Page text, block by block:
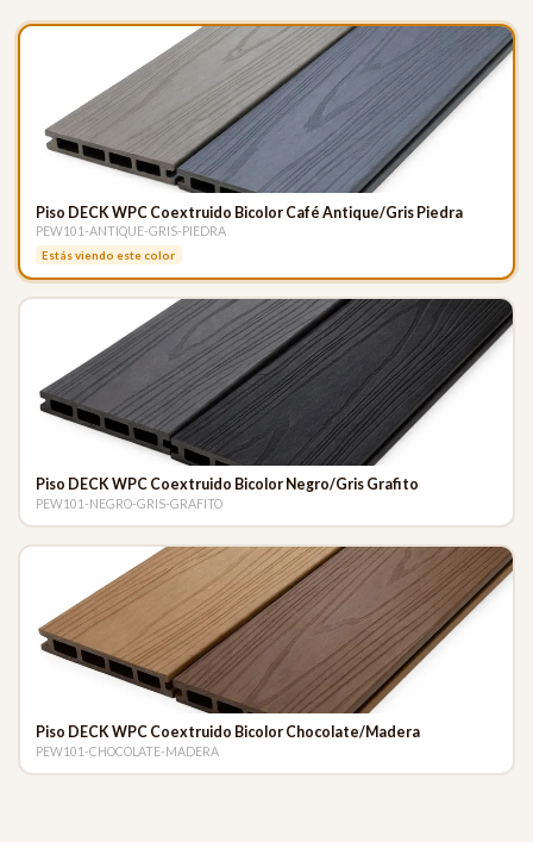
Piso DECK WPC Coextruido Bicolor Café Antique/Gris Piedra
PEW101-ANTIQUE-GRIS-PIEDRA
Estás viendo este color
Piso DECK WPC Coextruido Bicolor Negro/Gris Grafito
PEW101-NEGRO-GRIS-GRAFITO
Piso DECK WPC Coextruido Bicolor Chocolate/Madera
PEW101-CHOCOLATE-MADERA